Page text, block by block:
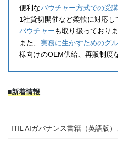
便利なバウチャー方式での受講
1社貸切開催など柔軟に対応し
バウチャーも取り扱っておりま
また、 実務に生かすためのグ
様向けのOEM供給、再販制度
■新着情報
ITIL AIガバナンス書籍（英語版）